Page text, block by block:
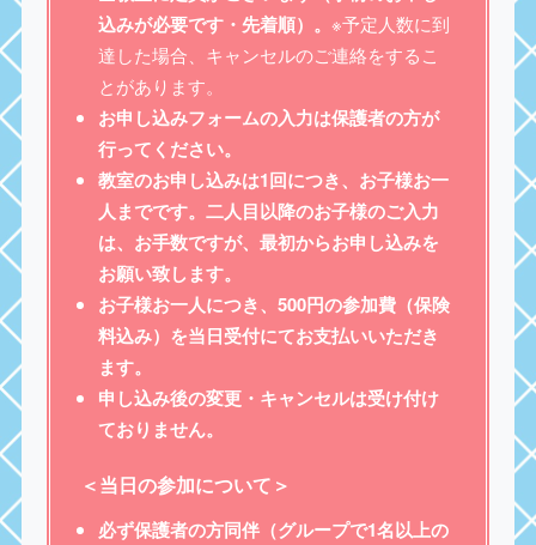
込みが必要です​・先着順）。 ※予定人数に到
達した場合、キャンセルのご連絡をするこ
とがあります。
お申し込みフォームの入力は保護者の方が
行ってください。
教室のお申し込みは1回につき、お子様お一
人までです。二人目以降のお子様のご入力
は、お手数ですが、最初からお申し込みを
お願い致します。
お子様お一人につき、500円の参加費（保険
料込み）を当日受付にてお支払いいただき
ます。
申し込み後の変更・キャンセルは受け付け
ておりません。
＜当日の参加について＞
必ず保護者の方同伴（グループで1名以上の